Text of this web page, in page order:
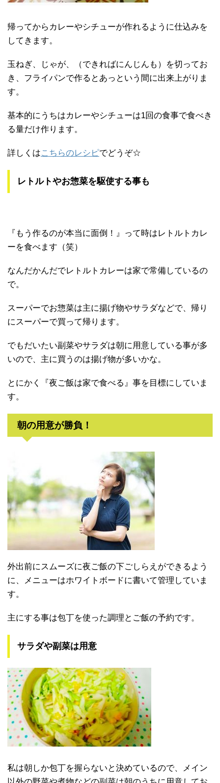
帰ってからカレーやシチューが作れるように仕込みを
してきます。
玉ねぎ、じゃが、（できればにんじんも）を切ってお
き、フライパンで作るとあっという間に出来上がりま
す。
基本的にうちはカレーやシチューは1回の食事で食べき
る量だけ作ります。
詳しくはこちらのレシピでどうぞ☆
レトルトやお惣菜を駆使する事も
『もう作るのが本当に面倒！』って時はレトルトカレ
ーを食べます（笑）
なんだかんだでレトルトカレーは家で常備しているの
で。
スーパーでお惣菜は主に揚げ物やサラダなどで、帰り
にスーパーで買って帰ります。
でもだいたい副菜やサラダは朝に用意している事が多
いので、主に買うのは揚げ物が多いかな。
とにかく『夜ご飯は家で食べる』事を目標にしていま
す。
朝の用意が勝負！
外出前にスムーズに夜ご飯の下ごしらえができるよう
に、メニューはホワイトボードに書いて管理していま
す。
主にする事は包丁を使った調理とご飯の予約です。
サラダや副菜は用意
私は朝しか包丁を握らないと決めているので、メイン